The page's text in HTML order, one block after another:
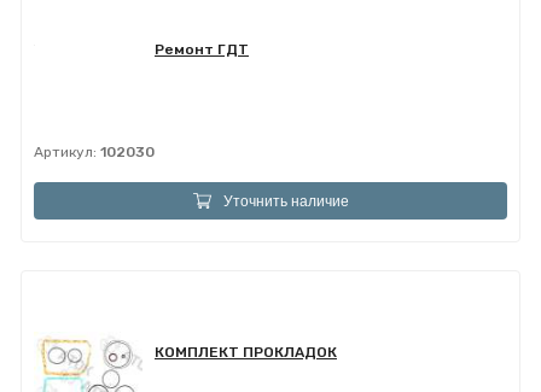
Ремонт ГДТ
Артикул: 102030
Уточнить наличие
КОМПЛЕКТ ПРОКЛАДОК